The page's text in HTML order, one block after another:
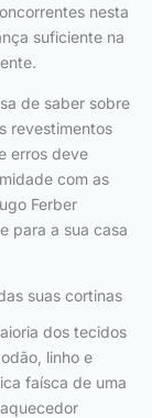
nesta
suficiente na
de saber sobre
revestimentos
erros deve
com as
Ferber
para a sua casa
suas cortinas
dos tecidos
linho e
faísca de uma